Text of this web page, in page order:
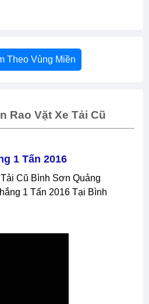
Theo Vùng Miền
Rao Vặt Xe Tải Cũ
1 Tấn 2016
1 Tấn 2016 Tại Bình